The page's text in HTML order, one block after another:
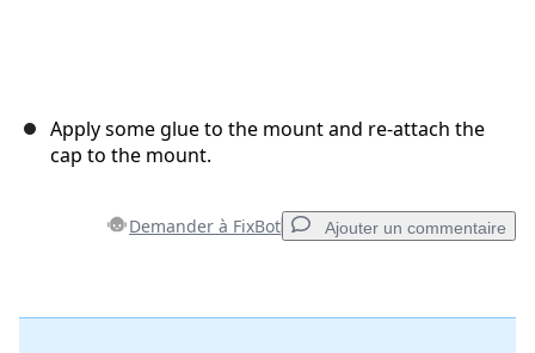
Apply some glue to the mount and re-attach the
cap to the mount.
Demander à FixBot Ajouter un commentaire